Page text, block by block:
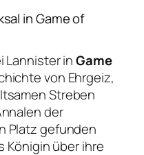
in Game of
Lannister inGame
von Ehrgeiz,
Streben
der
Platz gefunden
Königin über ihre